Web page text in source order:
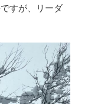
すが、リーダ